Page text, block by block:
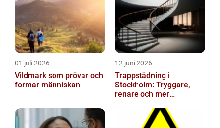
01 juli 2026
Vildmark som prövar och
formar människan
12 juni 2026
Trappstädning i
Stockholm: Tryggare,
renare och mer